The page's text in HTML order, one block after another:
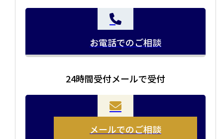
お品物をつめて送るだけで査定が可能です。時間が無い
方や、荷物が多い方へオススメです。
当店の査定員がご自宅に伺いその場で査定を致します。
まとめて売りたい！価値がわからなく売れるかわからな
お電話でのご相談
24時間受付メールで受付
メールでのご相談